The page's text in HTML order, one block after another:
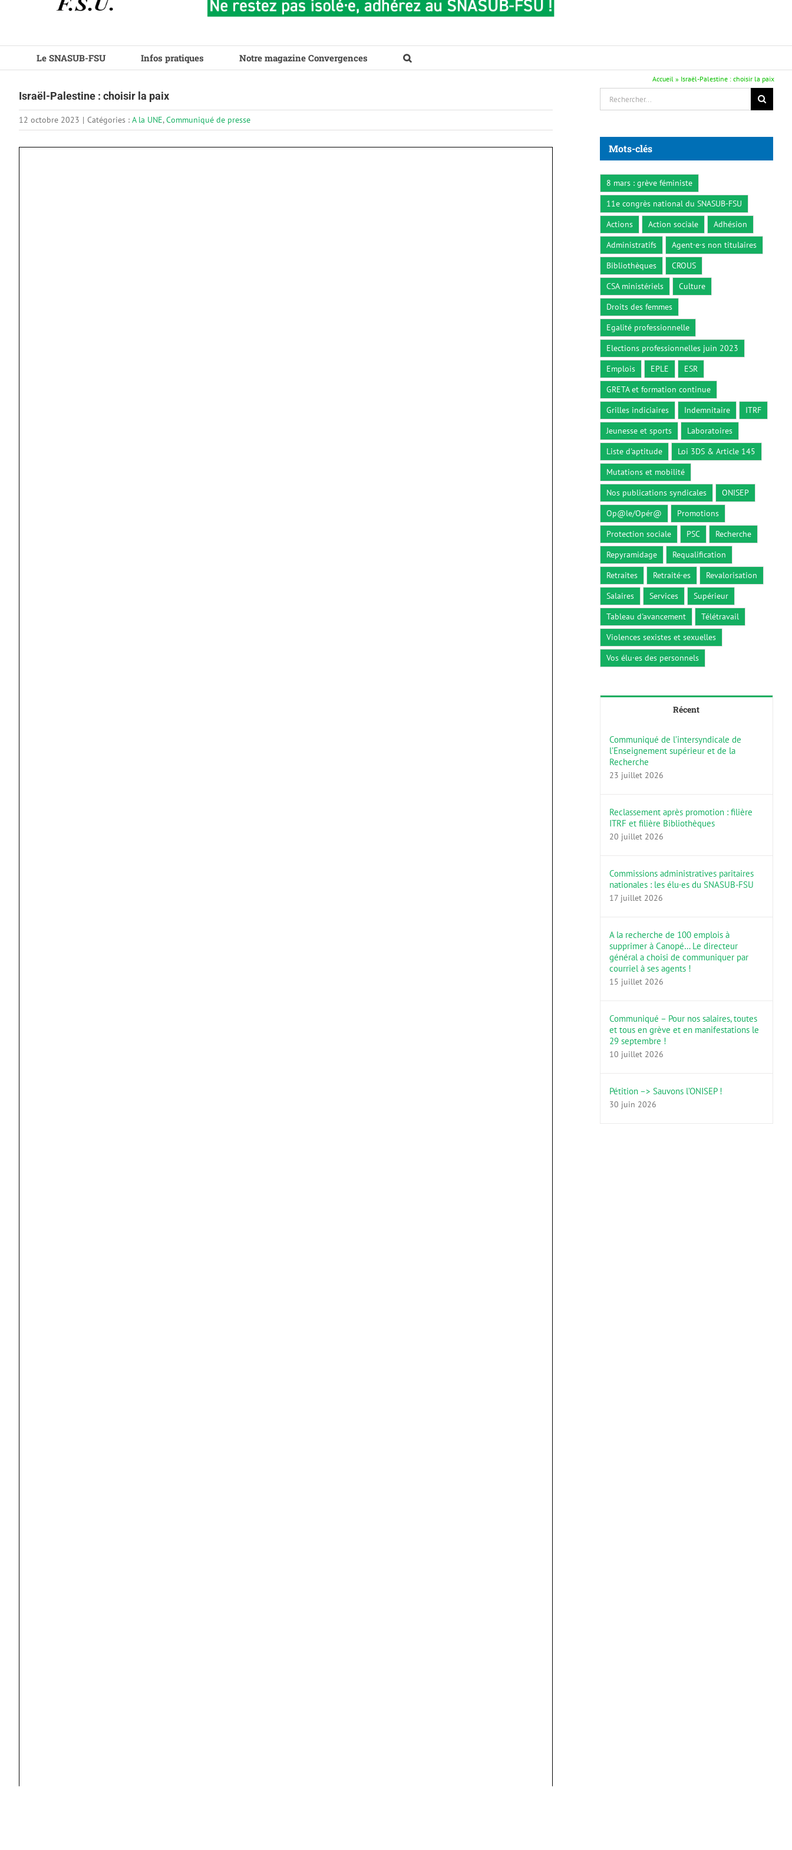
Le SNASUB-FSU Infos pratiques Notre magazine Convergences
Accueil » Israël-Palestine : choisir la paix
Israël-Palestine : choisir la paix
12 octobre 2023 | Catégories : A la UNE,Communiqué de presse
Rechercher:
Mots-clés
8 mars : grève féministe
11e congrès national du SNASUB-FSU
Actions
Action sociale
Adhésion
Administratifs
Agent·e·s non titulaires
Bibliothèques
CROUS
CSA ministériels
Culture
Droits des femmes
Egalité professionnelle
Elections professionnelles juin 2023
Emplois
EPLE
ESR
GRETA et formation continue
Grilles indiciaires
Indemnitaire
ITRF
Jeunesse et sports
Laboratoires
Liste d'aptitude
Loi 3DS & Article 145
Mutations et mobilité
Nos publications syndicales
ONISEP
Op@le/Opér@
Promotions
Protection sociale
PSC
Recherche
Repyramidage
Requalification
Retraites
Retraité·es
Revalorisation
Salaires
Services
Supérieur
Tableau d'avancement
Télétravail
Violences sexistes et sexuelles
Vos élu·es des personnels
Récent
Communiqué de l’intersyndicale de
l’Enseignement supérieur et de la
Recherche
23 juillet 2026
Reclassement après promotion : filière
ITRF et filière Bibliothèques
20 juillet 2026
Commissions administratives paritaires
nationales : les élu·es du SNASUB-FSU
17 juillet 2026
A la recherche de 100 emplois à
supprimer à Canopé… Le directeur
général a choisi de communiquer par
courriel à ses agents !
15 juillet 2026
Communiqué – Pour nos salaires, toutes
et tous en grève et en manifestations le
29 septembre !
10 juillet 2026
Pétition –> Sauvons l’ONISEP !
30 juin 2026